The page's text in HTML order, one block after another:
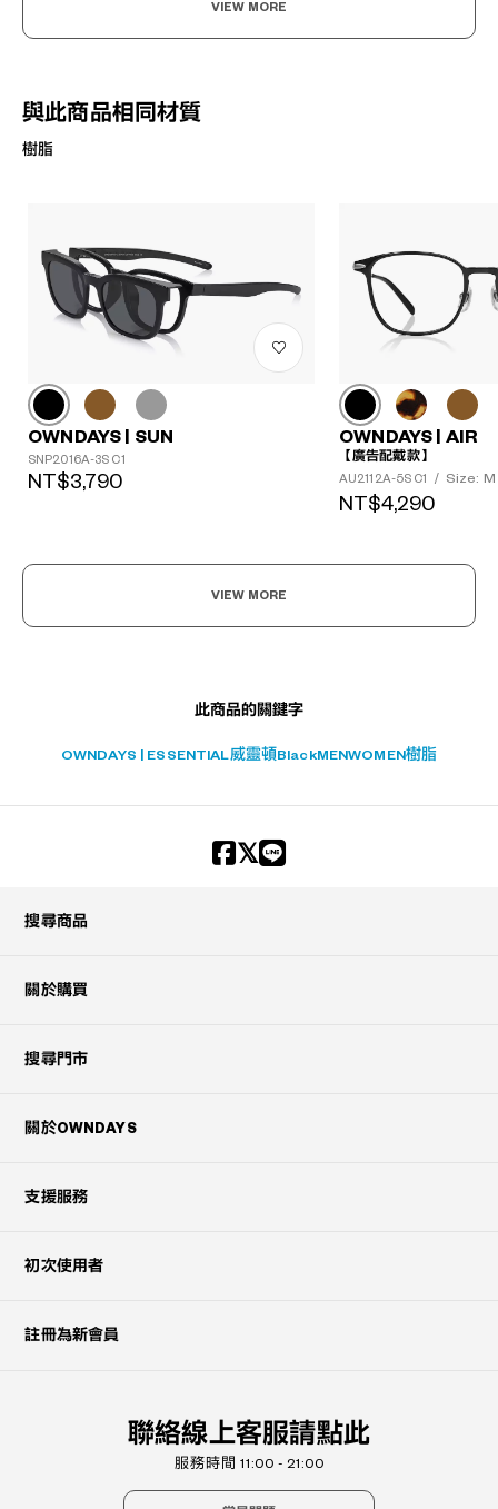
VIEW MORE
與此商品相同材質
樹脂
OWNDAYS | SUN
SNP2016A-3S C1
NT$3,790
OWNDAYS | AIR
【廣告配戴款】
AU2112A-5S C1
/ Size: M
NT$4,290
VIEW MORE
此商品的關鍵字
OWNDAYS | ESSENTIAL威靈頓BlackMENWOMEN樹脂
搜尋商品
關於購買
搜尋門市
關於OWNDAYS
支援服務
初次使用者
註冊為新會員
聯絡線上客服請點此
服務時間 11:00 - 21:00